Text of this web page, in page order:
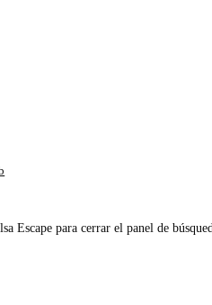
Escape para cerrar el panel de